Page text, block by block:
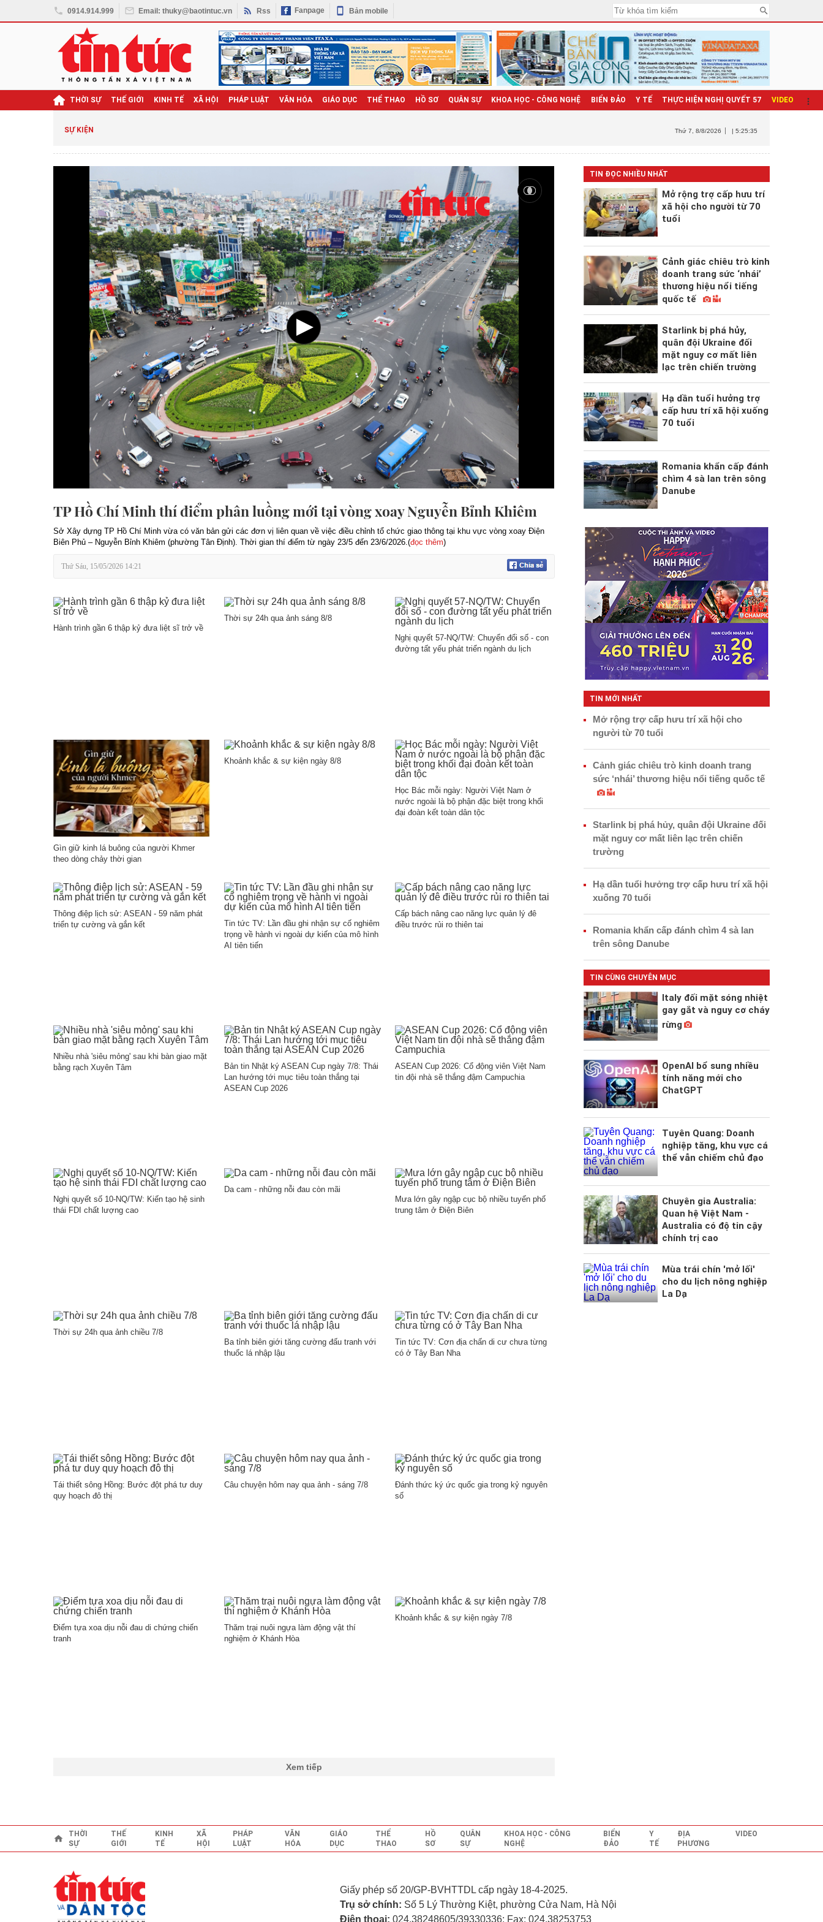
0914.914.999 Email: thuky@baotintuc.vn Rss Fanpage Bản mobile
THỜI SỰ THẾ GIỚI KINH TẾ XÃ HỘI PHÁP LUẬT VĂN HÓA GIÁO DỤC THỂ THAO HỒ SƠ QUÂN SỰ KHOA HỌC - CÔNG NGHỆ BIỂN ĐẢO Y TẾ THỰC HIỆN NGHỊ QUYẾT 57 VIDEO
SỰ KIỆN
quyết Đại hội XIV Thứ 7 , 8/8/2026 | 5:25:36
TP Hồ Chí Minh thí điểm phân luồng mới tại vòng xoay Nguyễn Bỉnh Khiêm
Sở Xây dựng TP Hồ Chí Minh vừa có văn bản gửi các đơn vị liên quan về việc điều chỉnh tổ chức giao thông tại khu vực vòng xoay Điện
Biên Phủ – Nguyễn Bỉnh Khiêm (phường Tân Định). Thời gian thí điểm từ ngày 23/5 đến 23/6/2026.(đọc thêm)
Thứ Sáu, 15/05/2026 14:21
Hành trình gần 6 thập kỷ đưa liệt sĩ trở về
Thời sự 24h qua ảnh sáng 8/8
Nghị quyết 57-NQ/TW: Chuyển đổi số - con
đường tất yếu phát triển ngành du lịch
Gìn giữ kinh lá buông của người Khmer
theo dòng chảy thời gian
Khoảnh khắc & sự kiện ngày 8/8
Học Bác mỗi ngày: Người Việt Nam ở
nước ngoài là bộ phận đặc biệt trong khối
đại đoàn kết toàn dân tộc
Thông điệp lịch sử: ASEAN - 59 năm phát
triển tự cường và gắn kết
Tin tức TV: Lần đầu ghi nhận sự cố nghiêm
trọng về hành vi ngoài dự kiến của mô hình
AI tiên tiến
Cấp bách nâng cao năng lực quản lý đê
điều trước rủi ro thiên tai
Nhiều nhà 'siêu mỏng' sau khi bàn giao mặt
bằng rạch Xuyên Tâm
Bản tin Nhật ký ASEAN Cup ngày 7/8: Thái
Lan hướng tới mục tiêu toàn thắng tại
ASEAN Cup 2026
ASEAN Cup 2026: Cổ động viên Việt Nam
tin đội nhà sẽ thắng đậm Campuchia
Nghị quyết số 10-NQ/TW: Kiến tạo hệ sinh
thái FDI chất lượng cao
Da cam - những nỗi đau còn mãi
Mưa lớn gây ngập cục bộ nhiều tuyến phố
trung tâm ở Điện Biên
Thời sự 24h qua ảnh chiều 7/8
Ba tỉnh biên giới tăng cường đấu tranh với
thuốc lá nhập lậu
Tin tức TV: Cơn địa chấn di cư chưa từng
có ở Tây Ban Nha
Tái thiết sông Hồng: Bước đột phá tư duy
quy hoạch đô thị
Câu chuyện hôm nay qua ảnh - sáng 7/8
Đánh thức ký ức quốc gia trong kỷ nguyên
số
Điểm tựa xoa dịu nỗi đau di chứng chiến
tranh
Thăm trại nuôi ngựa làm động vật thí
nghiệm ở Khánh Hòa
Khoảnh khắc & sự kiện ngày 7/8
Xem tiếp
TIN ĐỌC NHIỀU NHẤT
Mở rộng trợ cấp hưu trí
xã hội cho người từ 70
tuổi
Cảnh giác chiêu trò kinh
doanh trang sức ‘nhái’
thương hiệu nổi tiếng
quốc tế
Starlink bị phá hủy,
quân đội Ukraine đối
mặt nguy cơ mất liên
lạc trên chiến trường
Hạ dần tuổi hưởng trợ
cấp hưu trí xã hội xuống
70 tuổi
Romania khẩn cấp đánh
chìm 4 sà lan trên sông
Danube
TIN MỚI NHẤT
Mở rộng trợ cấp hưu trí xã hội cho
người từ 70 tuổi
Cảnh giác chiêu trò kinh doanh trang
sức ‘nhái’ thương hiệu nổi tiếng quốc tế
Starlink bị phá hủy, quân đội Ukraine đối
mặt nguy cơ mất liên lạc trên chiến
trường
Hạ dần tuổi hưởng trợ cấp hưu trí xã hội
xuống 70 tuổi
Romania khẩn cấp đánh chìm 4 sà lan
trên sông Danube
TIN CÙNG CHUYÊN MỤC
Italy đối mặt sóng nhiệt
gay gắt và nguy cơ cháy
rừng
OpenAI bổ sung nhiều
tính năng mới cho
ChatGPT
Tuyên Quang: Doanh
nghiệp tăng, khu vực cá
thể vẫn chiếm chủ đạo
Chuyên gia Australia:
Quan hệ Việt Nam -
Australia có độ tin cậy
chính trị cao
Mùa trái chín 'mở lối'
cho du lịch nông nghiệp
La Dạ
THỜI
SỰ
THẾ
GIỚI
KINH
TẾ
XÃ
HỘI
PHÁP
LUẬT
VĂN
HÓA
GIÁO
DỤC
THỂ
THAO
HỒ
SƠ
QUÂN
SỰ
KHOA HỌC - CÔNG
NGHỆ
BIỂN
ĐẢO
Y
TẾ
ĐỊA
PHƯƠNG
VIDEO
Giấy phép số 20/GP-BVHTTDL cấp ngày 18-4-2025.
Trụ sở chính: Số 5 Lý Thường Kiệt, phường Cửa Nam, Hà Nội
Điện thoại: 024.38248605/39330336; Fax: 024.38253753